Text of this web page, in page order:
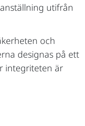
utifrån
och
designas på ett
integriteten är